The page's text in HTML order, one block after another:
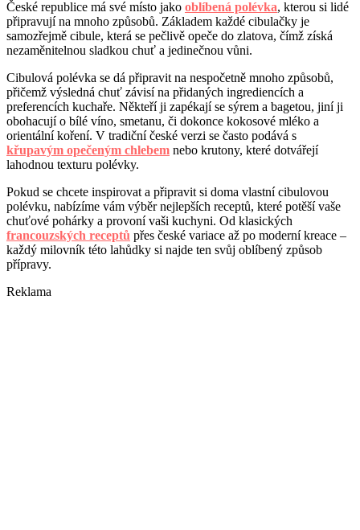
České republice má své místo jako oblíbená polévka, kterou si lidé
připravují na mnoho způsobů. Základem každé cibulačky je
samozřejmě cibule, která se pečlivě opeče do zlatova, čímž získá
nezaměnitelnou sladkou chuť a jedinečnou vůni.
Cibulová polévka se dá připravit na nespočetně mnoho způsobů,
přičemž výsledná chuť závisí na přidaných ingrediencích a
preferencích kuchaře. Někteří ji zapékají se sýrem a bagetou, jiní ji
obohacují o bílé víno, smetanu, či dokonce kokosové mléko a
orientální koření. V tradiční české verzi se často podává s
křupavým opečeným chlebem nebo krutony, které dotvářejí
lahodnou texturu polévky.
Pokud se chcete inspirovat a připravit si doma vlastní cibulovou
polévku, nabízíme vám výběr nejlepších receptů, které potěší vaše
chuťové pohárky a provoní vaši kuchyni. Od klasických
francouzských receptů přes české variace až po moderní kreace –
každý milovník této lahůdky si najde ten svůj oblíbený způsob
přípravy.
Reklama